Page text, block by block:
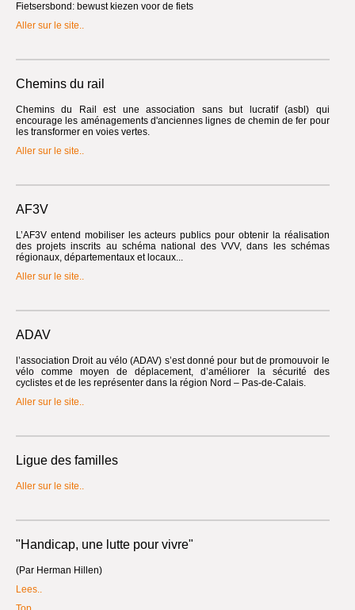
Fietsersbond: bewust kiezen voor de fiets
Aller sur le site..
Chemins du rail
Chemins du Rail est une association sans but lucratif (asbl) qui
encourage les aménagements d'anciennes lignes de chemin de fer pour
les transformer en voies vertes.
Aller sur le site..
AF3V
L’AF3V entend mobiliser les acteurs publics pour obtenir la réalisation
des projets inscrits au schéma national des VVV, dans les schémas
régionaux, départementaux et locaux...
Aller sur le site..
ADAV
l’association Droit au vélo (ADAV) s’est donné pour but de promouvoir le
vélo comme moyen de déplacement, d’améliorer la sécurité des
cyclistes et de les représenter dans la région Nord – Pas-de-Calais.
Aller sur le site..
Ligue des familles
Aller sur le site..
"Handicap, une lutte pour vivre"
(Par Herman Hillen)
Lees..